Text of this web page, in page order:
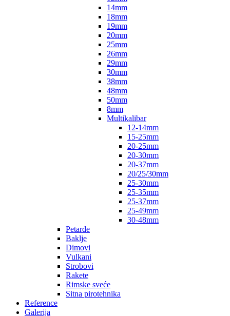
14mm
18mm
19mm
20mm
25mm
26mm
29mm
30mm
38mm
48mm
50mm
8mm
Multikalibar
12-14mm
15-25mm
20-25mm
20-30mm
20-37mm
20/25/30mm
25-30mm
25-35mm
25-37mm
25-49mm
30-48mm
Petarde
Baklje
Dimovi
Vulkani
Strobovi
Rakete
Rimske sveće
Sitna pirotehnika
Reference
Galerija